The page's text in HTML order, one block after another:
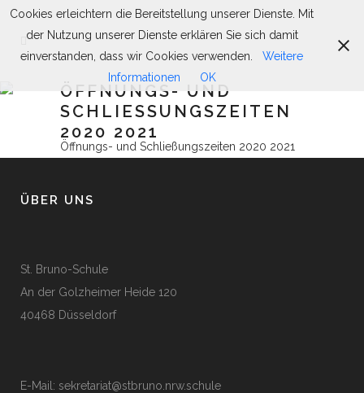
ÖFFNUNGS- UND
SCHLIESSUNGSZEITEN 2
020 2021
Öffnungs- und Schließungszeiten 2020 2021
ÜBER UNS
St. Bruno-Schule
An der Golzheimer Heide 120
40468 Düsseldorf
E-Mail: sekretariat@stbruno.nrw.schule
Cookies erleichtern die Bereitstellung unserer Dienste. Mit
der Nutzung unserer Dienste erklären Sie sich damit
einverstanden, dass wir Cookies verwenden.
Weitere
Informationen
OK